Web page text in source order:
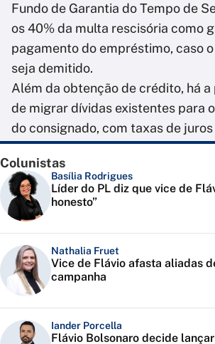
Fundo de Garantia do Tempo de
os 40% da multa rescisória como
pagamento do empréstimo, caso
seja demitido.
Além da obtenção de crédito, há
de migrar dívidas existentes para
do consignado, com taxas de
Colunistas
Basília Rodrigues
Líder do PL diz que vice de
honesto”
Nathalia Fruet
Vice de Flávio afasta aliadas
campanha
Iander Porcella
Flávio Bolsonaro decide